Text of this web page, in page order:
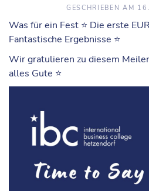
GESCHRIEBEN AM
Was für ein Fest ⭐️ Die erste
Fantastische Ergebnisse ⭐️
Wir gratulieren zu diesem
alles Gute ⭐️